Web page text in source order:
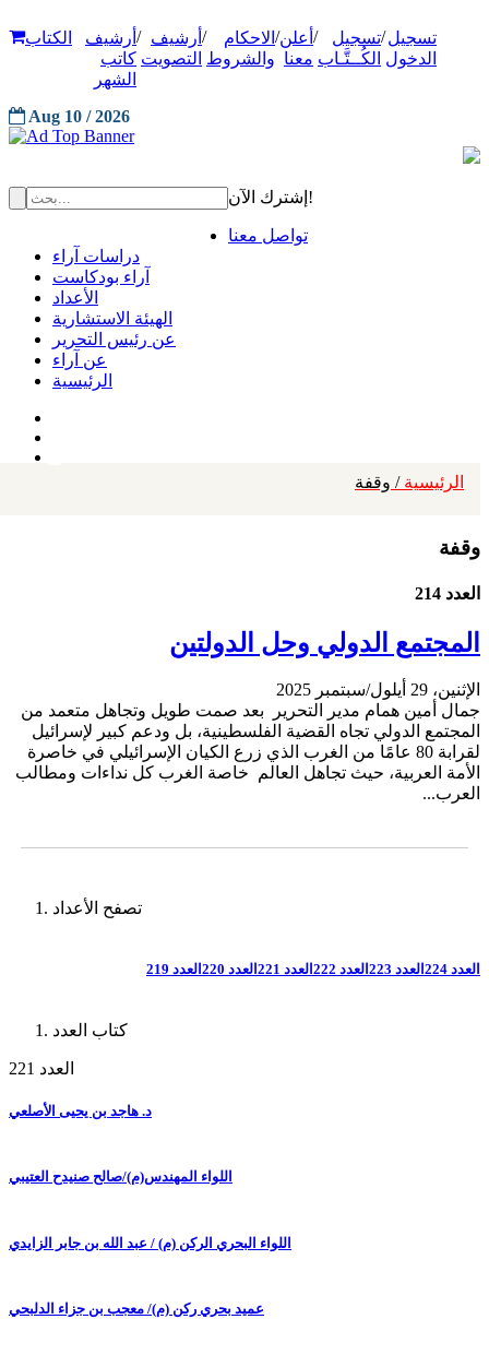
تسجيل
الدخول
/تسجيل
الكُــتَّـاب
/ أعلن
معنا
/ الاحكام
والشروط
/ أرشيف
التصويت
/ أرشيف
كاتب
الشهر
الكتاب
Aug 10 / 2026
إشترك الآن!
تواصل معنا
دراسات آراء
آراء بودكاست
الأعداد
الهيئة الاستشارية
عن رئيس التحرير
عن آراء
الرئيسية
الرئيسية / وقفة
وقفة
العدد 214
المجتمع الدولي وحل الدولتين
الإثنين، 29 أيلول/سبتمبر 2025
جمال أمين همام مدير التحرير بعد صمت طويل وتجاهل متعمد من
المجتمع الدولي تجاه القضية الفلسطينية، بل ودعم كبير لإسرائيل
لقرابة 80 عامًا من الغرب الذي زرع الكيان الإسرائيلي في خاصرة
الأمة العربية، حيث تجاهل العالم خاصة الغرب كل نداءات ومطالب
العرب...
تصفح الأعداد
العدد 224 العدد 223 العدد 222 العدد 221 العدد 220 العدد 219
كتاب العدد
العدد 221
د. هاجد بن يحيى الأصلعي
اللواء المهندس(م)/صالح صنيدح العتيبي
اللواء البحري الركن (م) / عبد الله بن جابر الزايدي
عميد بحري ركن (م)/ معجب بن جزاء الدلبحي